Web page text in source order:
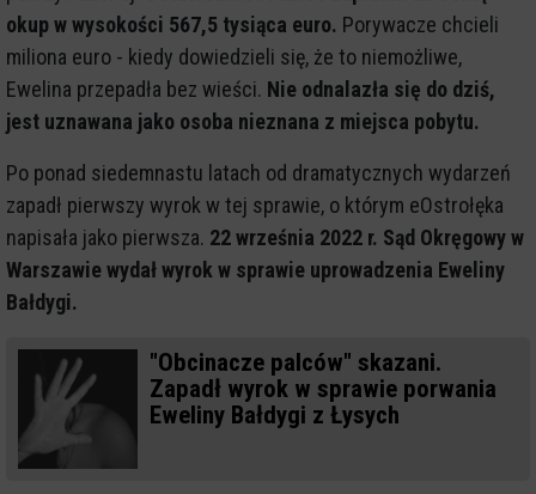
okup w wysokości 567,5 tysiąca euro. Porywacze chcieli
miliona euro - kiedy dowiedzieli się, że to niemożliwe,
Ewelina przepadła bez wieści. Nie odnalazła się do dziś,
jest uznawana jako osoba nieznana z miejsca pobytu.
Po ponad siedemnastu latach od dramatycznych wydarzeń
zapadł pierwszy wyrok w tej sprawie, o którym eOstrołęka
napisała jako pierwsza. 22 września 2022 r. Sąd Okręgowy w
Warszawie wydał wyrok w sprawie uprowadzenia Eweliny
Bałdygi.
"Obcinacze palców" skazani.
Zapadł wyrok w sprawie porwania
Eweliny Bałdygi z Łysych